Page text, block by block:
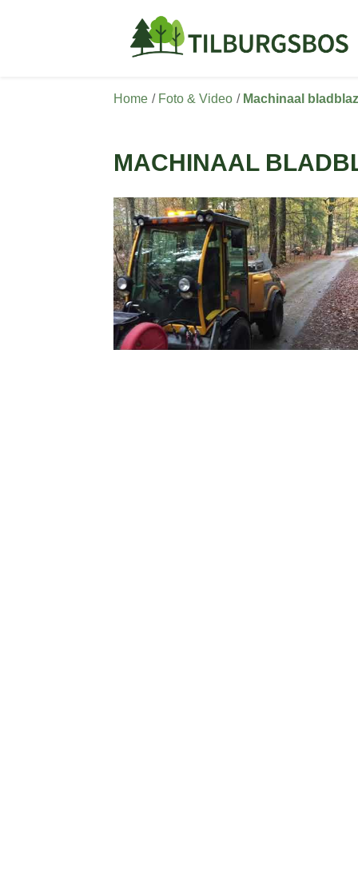
Home Foto & Video Machinaal
MACHINAAL